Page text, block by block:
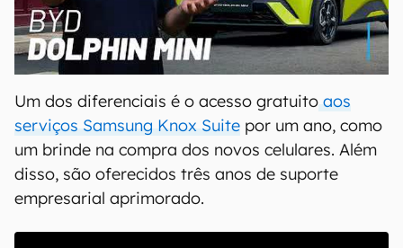
00:00/04:07
Um dos diferenciais é o acesso gratuito aos
serviços Samsung Knox Suite por um ano, como
um brinde na compra dos novos celulares. Além
disso, são oferecidos três anos de suporte
empresarial aprimorado.